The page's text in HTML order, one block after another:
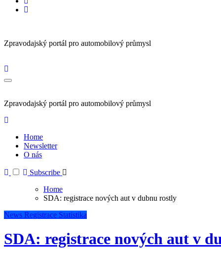
Zpravodajský portál pro automobilový průmysl
Zpravodajský portál pro automobilový průmysl
Home
Newsletter
O nás
Subscribe
Home
SDA: registrace nových aut v dubnu rostly
News Registrace Statistika
SDA: registrace nových aut v